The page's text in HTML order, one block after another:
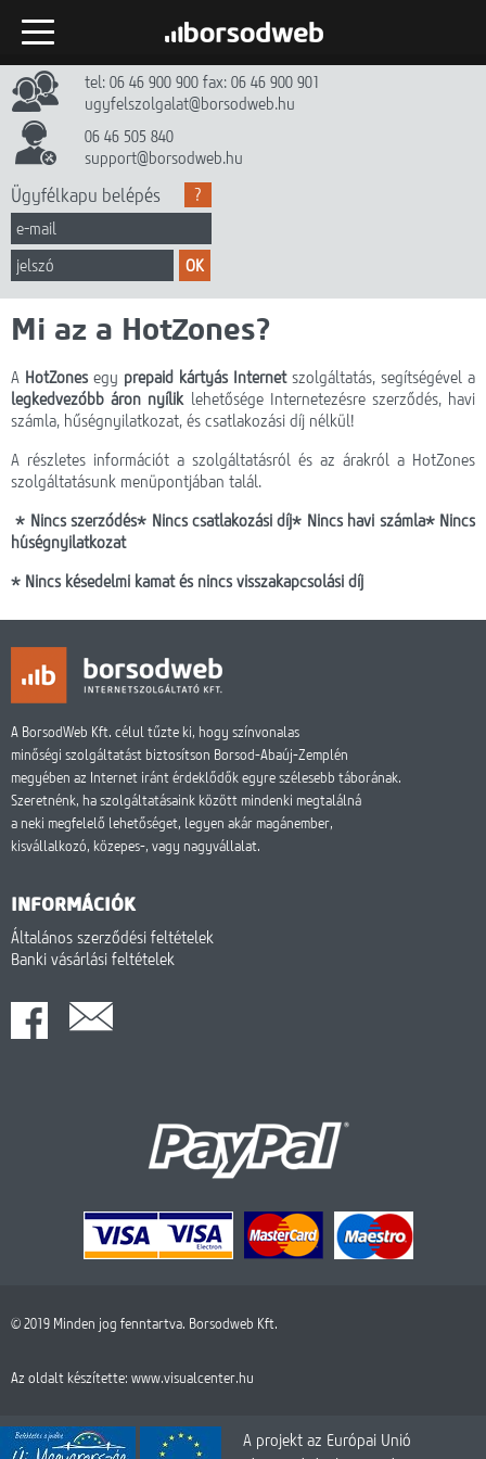
tel: 06 46 900 900 fax: 06 46 900 901
ugyfelszolgalat@borsodweb.hu
06 46 505 840
support@borsodweb.hu
?
Ügyfélkapu belépés
OK
Kezdőlap
Internet
TV
Egyéb szolgáltatások
Hírek
Gyik
Céginfó
Dokumentumtár
Kapcsolat
Webmail
Lefedettség
HotZones vásárlás
On-line fizetés
Mi az a HotZones?
A HotZones egy prepaid kártyás Internetszolgáltatás, segítségével a
legkedvezőbb áron nyíliklehetősége Internetezésre szerződés, havi
számla, hűségnyilatkozat, és csatlakozási díj nélkül!
A részletes információt a szolgáltatásról és az árakról a HotZones
szolgáltatásunk menüpontjában talál.
* Nincs szerződés* Nincs csatlakozási díj* Nincs havi számla* Nincs
hűségnyilatkozat
* Nincs késedelmi kamat és nincs visszakapcsolási díj
A BorsodWeb Kft. célul tűzte ki, hogy színvonalas
minőségi szolgáltatást biztosítson Borsod-Abaúj-Zemplén
megyében az Internet iránt érdeklődők egyre szélesebb táborának.
Szeretnénk, ha szolgáltatásaink között mindenki megtalálná
a neki megfelelő lehetőséget, legyen akár magánember,
kisvállalkozó, közepes-, vagy nagyvállalat.
INFORMÁCIÓK
Általános szerződési feltételek
Banki vásárlási feltételek
© 2019 Minden jog fenntartva. Borsodweb Kft.
Az oldalt készítette: www.visualcenter.hu
A projekt az Európai Unió